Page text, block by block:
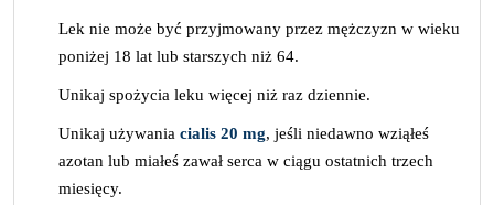
Lek nie może być przyjmowany przez mężczyzn w wieku
poniżej 18 lat lub starszych niż 64.
Unikaj spożycia leku więcej niż raz dziennie.
Unikaj używania cialis 20 mg, jeśli niedawno wziąłeś
azotan lub miałeś zawał serca w ciągu ostatnich trzech
miesięcy.